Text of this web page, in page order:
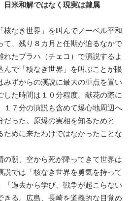
米和解ではなく現実は隷属
なき世界」を叫んでノーベル平和
て、残り８カ月と任期が迫るなかで
れたプラハ（チェコ）で演説するよ
んで「核なき世界」を叫ぶことが眼
みずからの演説に最大の重点を置い
した時間は１０分程度。献花の際に
１７分の演説も含めて爆心地周辺へ
だった。原爆の実相を知るためと
ために来たわけではなかったことな
朝、空から死が降ってきて世界は
説では「核なき世界を勇気を持って
「過去から学び、戦争が起こらない
きる。広島、長崎を道義的な目覚め